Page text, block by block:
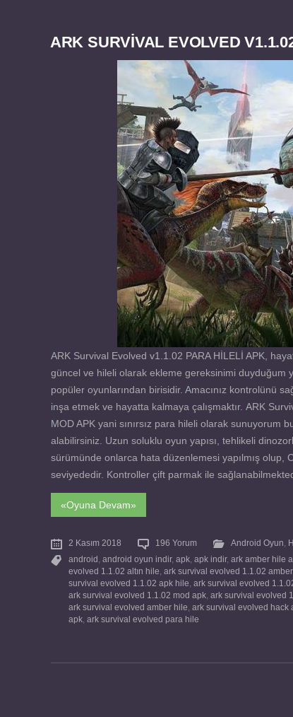
ARK SURVIVAL EVOLVED
ARK Survival Evolved v1.1.02 PARA HİLELİ APK,
güncel ve hileli olarak ekleme gereksinimi duyduğum
popüler oyunlarından birisidir. Amacınız kontrolünü
inşa etmek ve hayatta kalmaya çalışmaktır. ARK
MOD APK yani sınırsız para hileli olarak sunuyorum
alabilirsiniz. Uzun soluklu oyun yapısı, tehlikeli
sürümünde onlarca hata düzenlemesi yapılmış olup,
seviyededir. Kontroller çift parmak ile
«Oyuna Devam»
2 Kasım 2018 196 Yorum Android Oyun,
android , android oyun indir, apk, apk indir, ark amber hile
evolved 1.1.02 altın hile, ark survival evolved 1.1.02
survival evolved 1.1.02 apk hile, ark survival evolved
ark survival evolved 1.1.02 mod apk, ark survival evolved
ark survival evolved amber hile, ark survival evolved hack
apk, ark survival evolved para hile